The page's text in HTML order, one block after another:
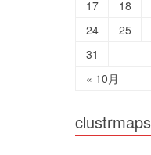
« 10月
17 18
24
25
31
clustrmaps